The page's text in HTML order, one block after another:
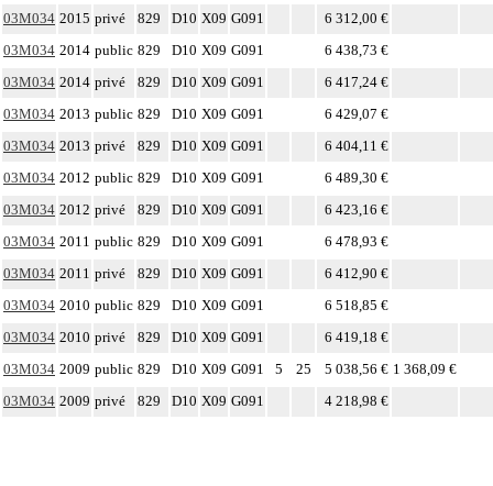
03M034 2015 privé 829 D10 X09 G091
6 312,00 €
03M034 2014 public 829 D10 X09 G091
6 438,73 €
03M034 2014 privé 829 D10 X09 G091
6 417,24 €
03M034 2013 public 829 D10 X09 G091
6 429,07 €
03M034 2013 privé 829 D10 X09 G091
6 404,11 €
03M034 2012 public 829 D10 X09 G091
6 489,30 €
03M034 2012 privé 829 D10 X09 G091
6 423,16 €
03M034 2011 public 829 D10 X09 G091
6 478,93 €
03M034 2011 privé 829 D10 X09 G091
6 412,90 €
03M034 2010 public 829 D10 X09 G091
6 518,85 €
03M034 2010 privé 829 D10 X09 G091
6 419,18 €
03M034 2009 public 829 D10 X09 G091 5 25 5 038,56 € 1 368,09 €
03M034 2009 privé 829 D10 X09 G091 4 218,98 €